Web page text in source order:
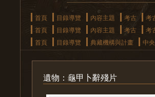
首頁 目錄導覽 內容主題 考古 考
首頁
目錄導覽 內容主題 考古 考
首頁
目錄導覽 典藏機構與計畫 中
遺物：龜甲卜辭殘片